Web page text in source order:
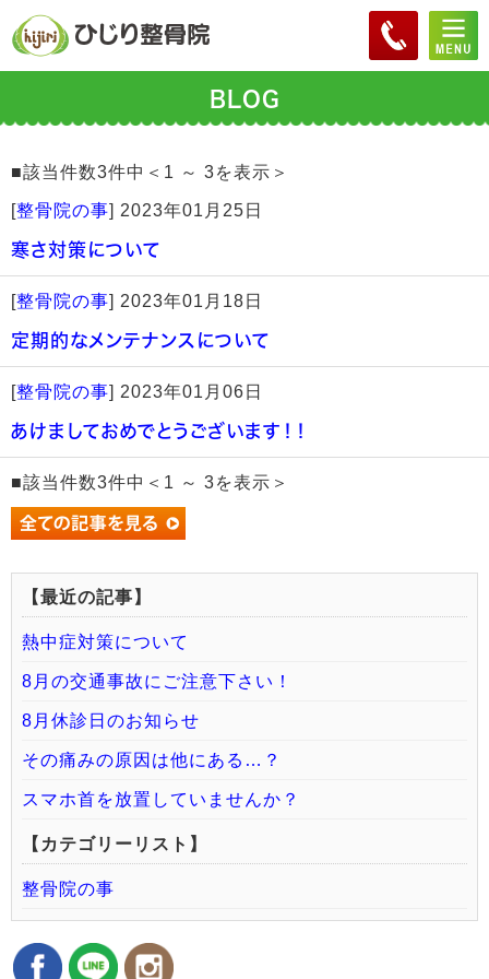
BLOG
■該当件数3件中＜1 ～ 3を表示＞
[整骨院の事] 2023年01月25日
寒さ対策について
[整骨院の事] 2023年01月18日
定期的なメンテナンスについて
[整骨院の事] 2023年01月06日
あけましておめでとうございます！！
■該当件数3件中＜1 ～ 3を表示＞
【最近の記事】
熱中症対策について
8月の交通事故にご注意下さい！
8月休診日のお知らせ
その痛みの原因は他にある…？
スマホ首を放置していませんか？
【カテゴリーリスト】
整骨院の事